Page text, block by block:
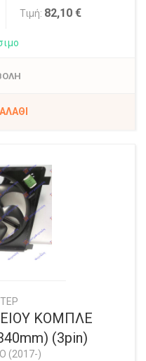
Τιμή: 82,10 €
ΚΟΜΠΛΕ
(3pin)
(2017-)